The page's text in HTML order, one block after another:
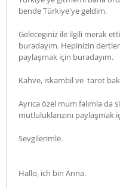
bende Türkiye'ye geldim.
Geleceginiz ile ilgili merak
buradayım. Hepinizin
paylaşmak için buradayım.
Kahve, iskambil ve tarot
Ayrıca özel mum falımla
mutluluklarızını paylaşmak
Sevgilerimle.
Hallo, ich bin Anna.